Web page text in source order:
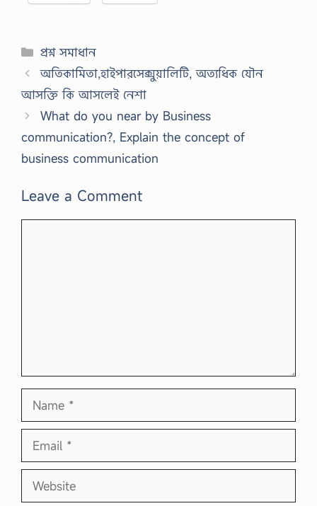
Categories
প্রশ্ন সমাধান
অতিকামিতা,হাইপারসেক্সুয়ালিটি, অত্যধিক যৌন
আসক্তি কি আসলেই নেশা
What do you near by Business
communication?, Explain the concept of
business communication
Leave a Comment
Name
Email
Website